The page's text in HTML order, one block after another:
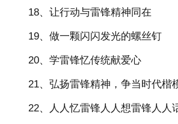
18、让行动与雷锋精神同在
19、做一颗闪闪发光的螺丝钉
20、学雷锋忆传统献爱心
21、弘扬雷锋精神，争当时代楷
22、人人忆雷锋人人想雷锋人人